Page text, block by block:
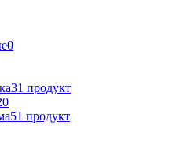
0
31 продукт
51 продукт